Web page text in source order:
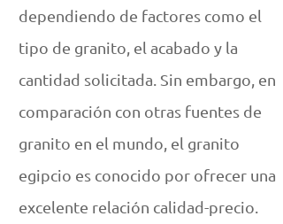
dependiendo de factores como el
tipo de granito, el acabado y la
cantidad solicitada. Sin embargo, en
comparación con otras fuentes de
granito en el mundo, el granito
egipcio es conocido por ofrecer una
excelente relación calidad-precio.